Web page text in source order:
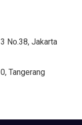
No.38, Jakarta
Tangerang